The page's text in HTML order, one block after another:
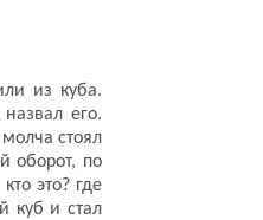
из куба.
его.
стоял
оборот, по
это? где
куб и стал